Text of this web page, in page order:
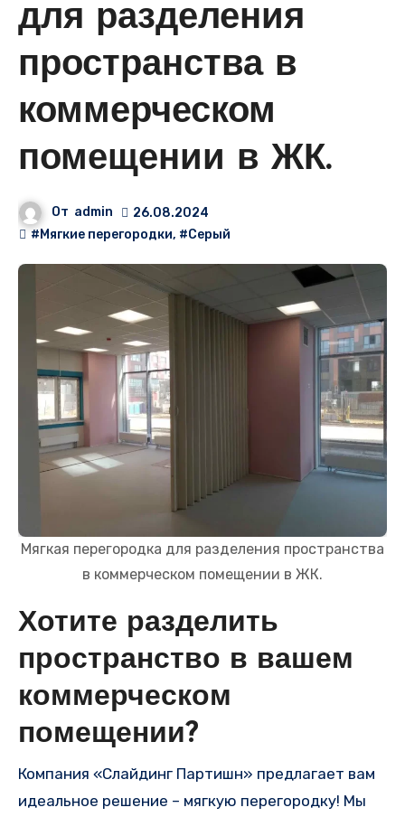
для разделения
пространства в
коммерческом
помещении в ЖК.
От admin
26.08.2024
#Мягкие перегородки, #Серый
Мягкая перегородка для разделения пространства
в коммерческом помещении в ЖК.
Хотите разделить
пространство в вашем
коммерческом
помещении?
Компания «Слайдинг Партишн» предлагает вам
идеальное решение – мягкую перегородку! Мы